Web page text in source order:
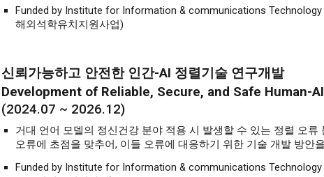
Funded by Institute for Information & communications
해외석학유치지원사업)
신뢰가능하고 안전한 인간-AI 정렬기술 연구개발
Development of Reliable, Secure, and Safe Human-
(2024.07 ~ 2026.12)
거대 언어 모델의 정신건강 분야 적용 시 발생할 수 있는 정렬 오
오류에 초점을 맞추어, 이들 오류에 대응하기 위한 기술 개발 방안
Funded by Institute for Information & communications